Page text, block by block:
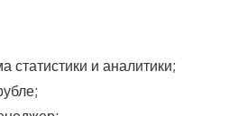
статистики и аналитики;